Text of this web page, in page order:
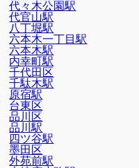
代々木公園駅
代官山駅
八丁堀駅
六本木一丁目駅
六本木駅
内幸町駅
千代田区
千駄木駅
原宿駅
台東区
品川区
品川駅
四ツ谷駅
墨田区
外苑前駅